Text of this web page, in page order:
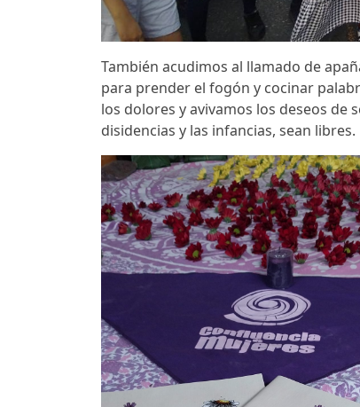
También acudimos al llamado de
para prender el fogón y cocinar
los dolores y avivamos los deseos de
disidencias y las infancias, sean libres.